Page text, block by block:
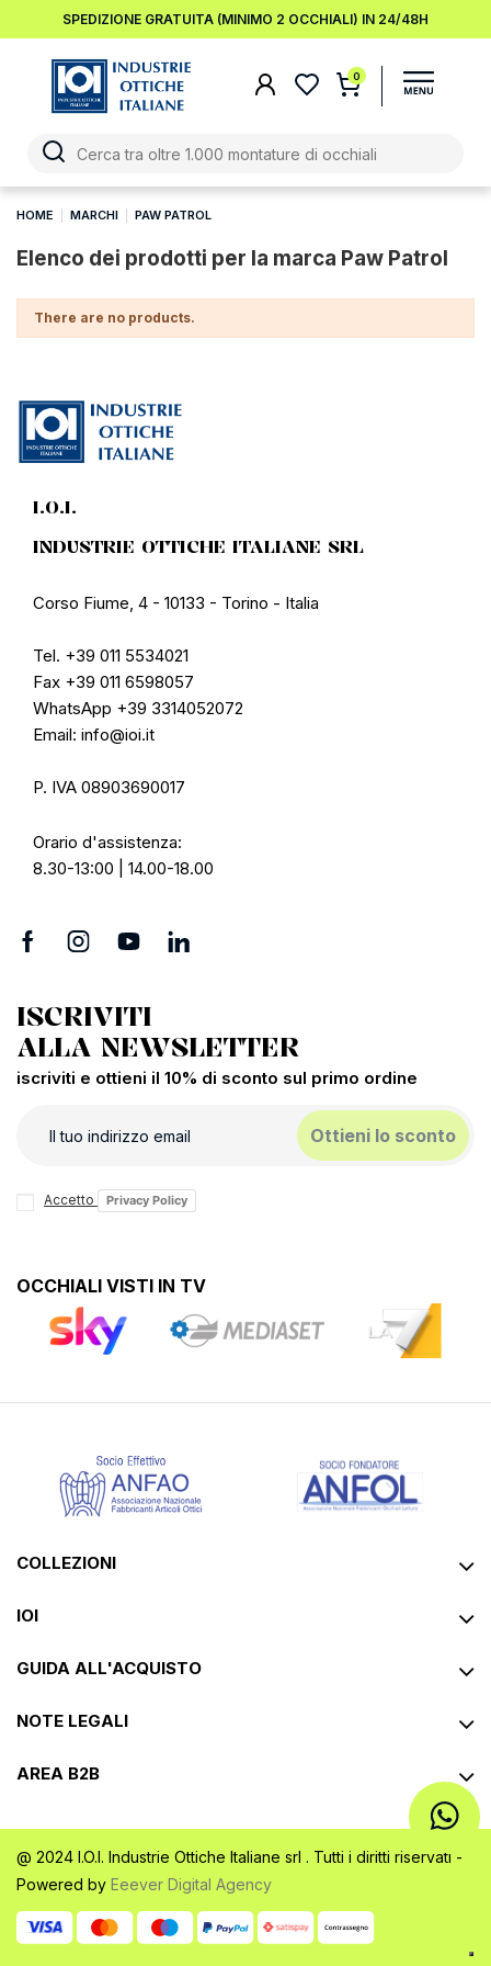
SPEDIZIONE GRATUITA (MINIMO 2 OCCHIALI) IN 24/48H
0
HOME MARCHI PAW PATROL
Elenco dei prodotti per la marca Paw Patrol
There are no products.
I.O.I.
INDUSTRIE OTTICHE ITALIANE SRL
Corso Fiume, 4 - 10133 - Torino - Italia
Tel. +39 011 5534021
Fax +39 011 6598057
WhatsApp +39 3314052072
Email: info@ioi.it
P. IVA 08903690017
Orario d'assistenza:
8.30-13:00 | 14.00-18.00
ISCRIVITI
ALLA NEWSLETTER
iscriviti e ottieni il 10% di sconto sul primo ordine
Ottieni lo sconto
Accetto Privacy Policy
OCCHIALI VISTI IN TV
COLLEZIONI
IOI
GUIDA ALL'ACQUISTO
NOTE LEGALI
AREA B2B
@ 2024 I.O.I. Industrie Ottiche Italiane srl . Tutti i diritti riservati -
Powered by Eeever Digital Agency